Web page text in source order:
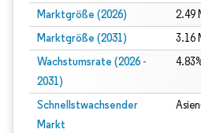
Marktgröße (2026) 2.49
Marktgröße (2031) 3.16
Wachstumsrate (2026 -
2031)
Schnellstwachsender
Markt